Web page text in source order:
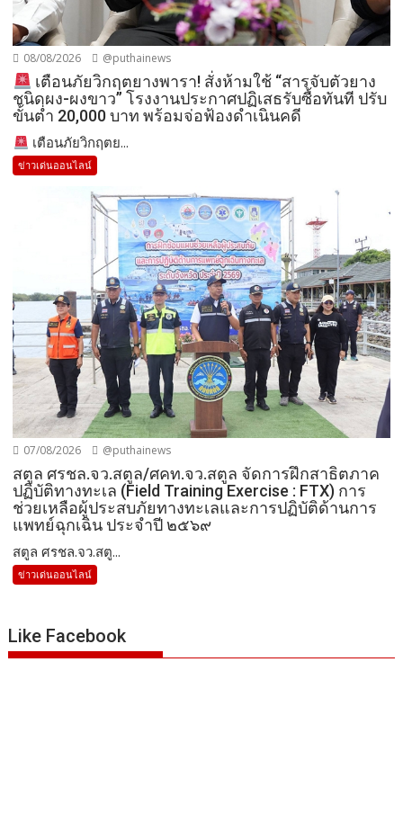
08/08/2026 @puthainews
เตือนภัยวิกฤตยางพารา! สั่งห้ามใช้ “สารจับตัวยาง
ชนิดผง-ผงขาว” โรงงานประกาศปฏิเสธรับซื้อทันที ปรับ
ขั้นต่ำ 20,000 บาท พร้อมจ่อฟ้องดำเนินคดี
เตือนภัยวิกฤตย...
ข่าวเด่นออนไลน์
07/08/2026 @puthainews
สตูล ศรชล.จว.สตูล/ศคท.จว.สตูล จัดการฝึกสาธิตภาค
ปฏิบัติทางทะเล (Field Training Exercise : FTX) การ
ช่วยเหลือผู้ประสบภัยทางทะเลและการปฏิบัติด้านการ
แพทย์ฉุกเฉิน ประจำปี ๒๕๖๙
สตูล ศรชล.จว.สตู...
ข่าวเด่นออนไลน์
Like Facebook